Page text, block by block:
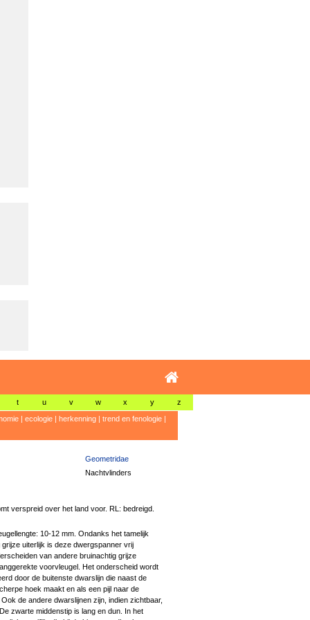
t u v w x y z
| ecologie| herkenning| trend en fenologie|
Geometridae
Nachtvlinders
verspreid over het land voor. RL: bedreigd.
10-12 mm. Ondanks het tamelijk
uiterlijk is deze dwergspanner vrij
van andere bruinachtig grijze
voorvleugel. Het onderscheid wordt
door de buitenste dwarslijn die naast de
hoek maakt en als een pijl naar de
de andere dwarslijnen zijn, indien zichtbaar,
zwarte middenstip is lang en dun. In het